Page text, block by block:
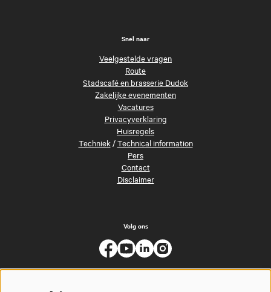
Snel naar
Veelgestelde vragen
Route
Stadscafé en brasserie Dudok
Zakelijke evenementen
Vacatures
Privacyverklaring
Huisregels
Techniek/Technical information
Pers
Contact
Disclaimer
Volg ons